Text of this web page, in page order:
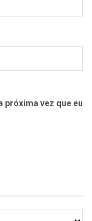
próxima vez que eu